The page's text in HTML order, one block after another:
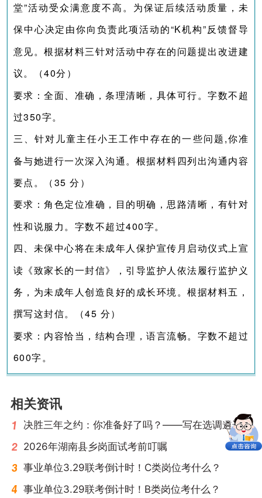
堂”活动受众满意度不高。为保证后续活动质量，未
保中心决定由你向负责此项活动的“K机构”反馈督导
意见。根据材料三针对活动中存在的问题提出改进建
议。（40分）
要求：全面、准确，条理清晰，具体可行。字数不超
过350字。
三、针对儿童主任小王工作中存在的一些问题,你准
备与她进行一次深入沟通。根据材料四列出沟通内容
要点。（35 分）
要求：角色定位准确，目的明确，思路清晰，有针对
性和说服力。字数不超过400字。
四、未保中心将在未成年人保护宣传月启动仪式上宣
读《致家长的一封信》，引导监护人依法履行监护义
务，为未成年人创造良好的成长环境。根据材料五，
撰写这封信。（45 分）
要求：内容恰当，结构合理，语言流畅。字数不超过
600字。
相关资讯
决胜三年之约：你准备好了吗？——写在选调遴选开考前
2026年湖南县乡岗面试考前叮嘱
事业单位3.29联考倒计时！C类岗位考什么？
事业单位3.29联考倒计时！B类岗位考什么？